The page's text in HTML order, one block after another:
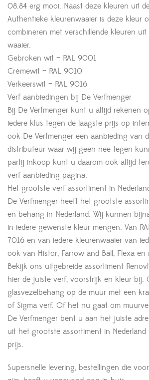
08.84 erg mooi. Naast deze kleuren uit
Authentieke kleurenwaaier is deze kleur
combineren met verschillende kleuren uit
waaier.
Gebroken wit – RAL 9001
Crèmewit – RAL 9010
Verkeerswit – RAL 9016
Verf aanbiedingen bij De Verfmenger
Bij De Verfmenger kunt u altijd rekenen
iedere klus tegen de laagste prijs op
ook De Verfmenger een aanbieding van
distributeur waar wij geen nee tegen
partij inkoop kunt u daarom ook altijd
verf aanbieding pagina.
Het grootste verf assortiment in
De Verfmenger heeft het grootste
en behang in Nederland. Wij kunnen
in iedere gewenste kleur mengen. Van
7016 en van iedere kleurenwaaier van
ook van Histor, Farrow and Ball, Flexa en
Bekijk ons uitgebreide assortiment
hier de juiste verf, voorstrijk en kleur bij.
glasvezelbehang op de muur met een
of Sigma verf. Of het nu gaat om
De Verfmenger bent u aan het juiste
uit het grootste assortiment in Nederland
prijs.
Supersnelle levering, bestellingen die